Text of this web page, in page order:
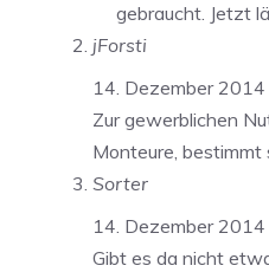
gebraucht. Jetzt
jForsti
14. Dezember
Zur gewerblichen
Monteure, bestimmt
Sorter
14. Dezember
Gibt es da nicht